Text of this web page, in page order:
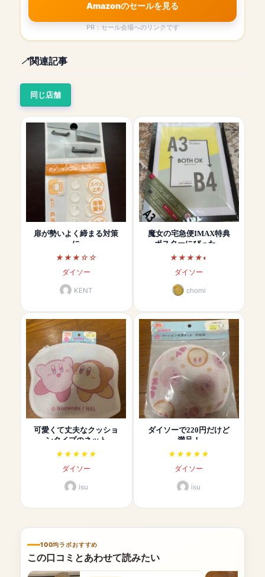
Amazonのセールを見る
PR：セール会場へのリンクです
関連記事
同じ店舗
扉が勢いよく締まる対策
に
ダイソー
KENT
魔女の宅急便IMAX特典
ポスターにぴった…
ダイソー
chomi
可愛くて丈夫なクッショ
ンタイプのネット
ダイソー
isu
ダイソーで220円だけど
満足！
ダイソー
isu
100均ラボおすすめ
この口コミとあわせて読みたい